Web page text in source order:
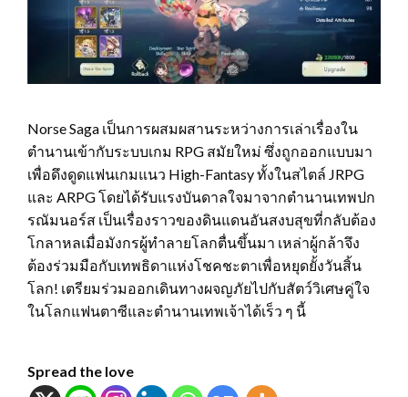
Norse Saga เป็นการผสมผสานระหว่างการเล่าเรื่องใน
ตำนานเข้ากับระบบเกม RPG สมัยใหม่ ซึ่งถูกออกแบบมา
เพื่อดึงดูดแฟนเกมแนว High-Fantasy ทั้งในสไตล์ JRPG
และ ARPG โดยได้รับแรงบันดาลใจมาจากตำนานเทพปก
รณัมนอร์ส เป็นเรื่องราวของดินแดนอันสงบสุขที่กลับต้อง
โกลาหลเมื่อมังกรผู้ทำลายโลกตื่นขึ้นมา เหล่าผู้กล้าจึง
ต้องร่วมมือกับเทพธิดาแห่งโชคชะตาเพื่อหยุดยั้งวันสิ้น
โลก! เตรียมร่วมออกเดินทางผจญภัยไปกับสัตว์วิเศษคู่ใจ
ในโลกแฟนตาซีและตำนานเทพเจ้าได้เร็ว ๆ นี้
Spread the love